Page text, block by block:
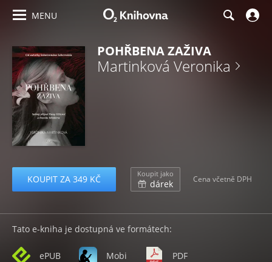
MENU
POHŘBENA ZAŽIVA
Martinková Veronika
KOUPIT ZA 349 KČ Koupit jako
dárek Cena včetně DPH
Tato e-kniha je dostupná ve formátech:
ePUB Mobi PDF